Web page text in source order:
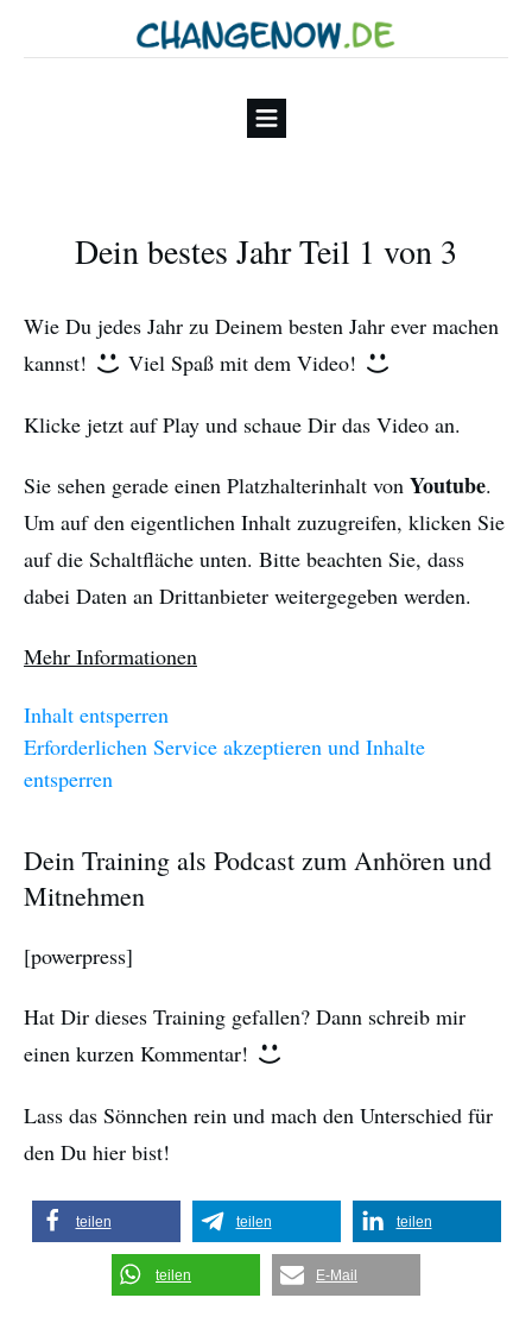
Dein bestes Jahr Teil 1 von 3
Wie Du jedes Jahr zu Deinem besten Jahr ever machen
kannst!
Viel Spaß mit dem Video!
Klicke jetzt auf Play und schaue Dir das Video an.
Sie sehen gerade einen Platzhalterinhalt von Youtube.
Um auf den eigentlichen Inhalt zuzugreifen, klicken Sie
auf die Schaltfläche unten. Bitte beachten Sie, dass
dabei Daten an Drittanbieter weitergegeben werden.
Mehr Informationen
Inhalt entsperren
Erforderlichen Service akzeptieren und Inhalte
entsperren
Dein Training als Podcast zum Anhören und
Mitnehmen
[powerpress]
Hat Dir dieses Training gefallen? Dann schreib mir
einen kurzen Kommentar!
Lass das Sönnchen rein und mach den Unterschied für
den Du hier bist!
teilen teilen teilen
teilen E-Mail